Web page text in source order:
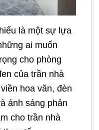
là một sự lựa
ai muốn
cho phòng
của trần nhà
hoa văn, đèn
ánh sáng phản
cho trần nhà